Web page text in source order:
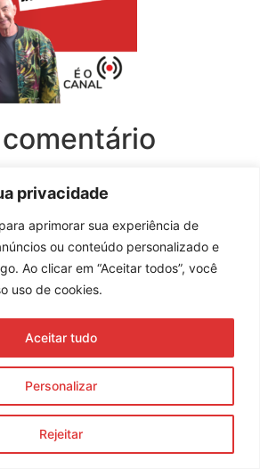
privacidade
aprimorar sua experiência de
ou conteúdo personalizado e
Ao clicar em “Aceitar todos”, você
uso de cookies.
Personalizar
Rejeitar
Aceitar tudo
Enviar
Privacidade e Termos de Uso